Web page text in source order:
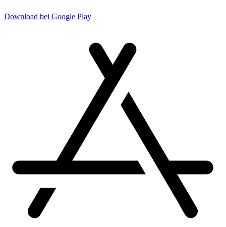
Download bei Google Play